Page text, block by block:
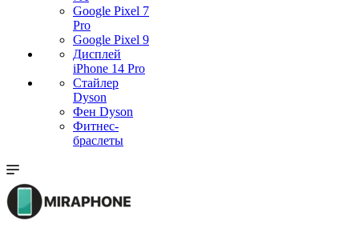
Google Pixel 7
Pro
Google Pixel 9
Дисплей
iPhone 14 Pro
Стайлер
Dyson
Фен Dyson
Фитнес-
браслеты